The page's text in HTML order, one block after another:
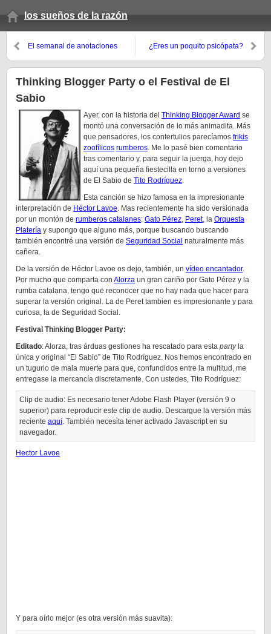
los sueños de la razón
El semanal de anotaciones
¿Eres un poquito psicópata?
Thinking Blogger Party o el Festival de El
Sabio
Ayer, con la historia del Thinking Blogger Award se
montó una conversación de lo más animadita. Más
que pensadores, los contertulios parecíamos frikis
zoofílicos rumberos. Me lo pasé bien comentario
tras comentario y, para seguir la juerga, hoy dejo
aquí una pequeña fiestecilla en torno a versiones
de El Sabio de Tito Rodríguez.
Esta canción se hizo famosa en la impresionante
interpretación de Héctor Lavoe. Mas recientemente ha sido versionada
por un montón de rumberos catalanes: Gato Pérez, Peret, la Orquesta
Platería y supongo que alguno más, porque buscando buscando
también encontré una versión de Seguridad Social naturalmente más
cañera.
De la versión de Héctor Lavoe os dejo, también, un vídeo encantador.
Por mucho que comparta con Alorza un gran cariño por Gato Pérez y la
rumba catalana, tengo que reconocer que no hay nada que hacer para
superar la versión original. La de Peret tambien es impresionante y para
curiosa, la de Seguridad Social.
Festival Thinking Blogger Party:
Editado: Alorza, tras árduas gestiones ha rescatado para esta party la
única y original “El Sabio” de Tito Rodríguez. Nos hemos encontrado en
un tugurio de mala muerte para que, confundidos entre la multitud, me
entregase la mercancía discretamente. Con ustedes, Tito Rodríguez:
Clip de audio: Es necesario tener Adobe Flash Player (versión 9 o
superior) para reproducir este clip de audio. Descargue la versión más
reciente aquí. También necesita tener activado Javascript en su
navegador.
Hector Lavoe
Y para oírlo mejor (es otra versión más suavita):